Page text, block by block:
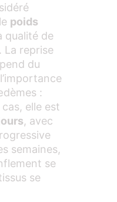
poids
qualité de
La reprise
du
:
elle est
, avec
semaines,
se
se